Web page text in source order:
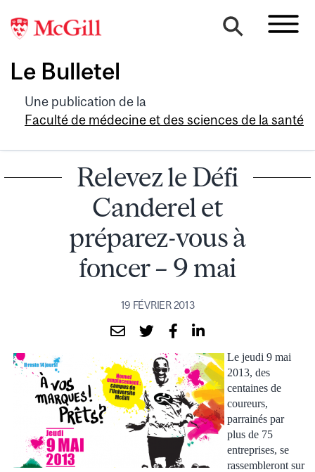
Le Bulletel
Une publication de la
Faculté de médecine et des sciences de la santé
Relevez le Défi
Canderel et
préparez-vous à
foncer – 9 mai
19 FÉVRIER 2013
Le jeudi 9 mai
2013, des
centaines de
coureurs,
parrainés par
plus de 75
entreprises, se
rassembleront sur